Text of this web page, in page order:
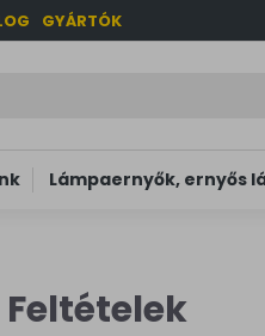
GYÁRTÓK
Lámpaernyők, ernyős